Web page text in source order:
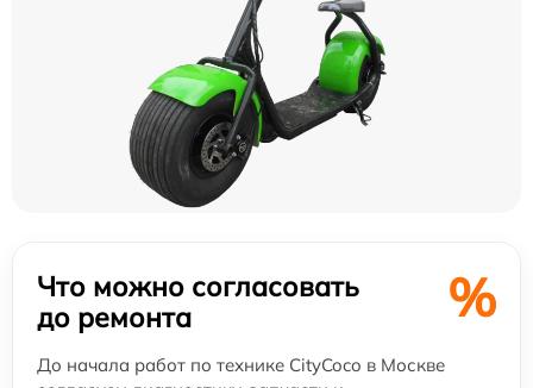
Что можно согласовать
до ремонта
%
До начала работ по технике CityCoco в Москве